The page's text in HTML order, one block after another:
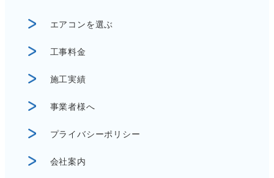
エアコンを選ぶ
工事料金
施工実績
事業者様へ
プライバシーポリシー
会社案内